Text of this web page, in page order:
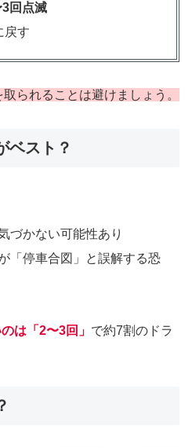
3回点滅
戻す
られることは避けましょう。
ベスト？
づかない可能性あり
「停車合図」と誤解する恐
は「2〜3回」 で約7割のドラ